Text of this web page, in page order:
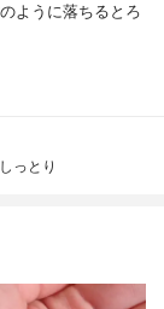
ように落ちるとろ
っとり